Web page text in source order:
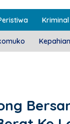
Kriminal